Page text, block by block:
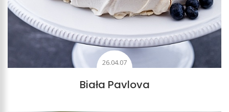
26.04.07
Biała Pavlova